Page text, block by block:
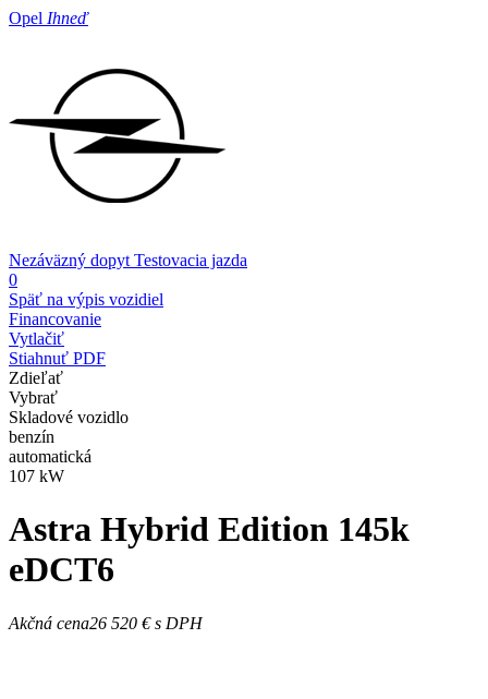
Opel Ihneď
Nezáväzný dopyt Testovacia jazda
0
Späť na výpis vozidiel
Financovanie
Vytlačiť
Stiahnuť PDF
Zdieľať
Vybrať
Skladové vozidlo
benzín
automatická
107 kW
Astra Hybrid Edition 145k
eDCT6
Akčná cena26 520 €s DPH